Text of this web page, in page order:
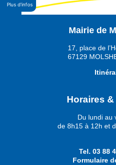
Mairie de
17, place de
67129
Horaires
Du lundi au
de 8h15 à 12h et
Tel. 03 88
Formulaire
Plus d'infos